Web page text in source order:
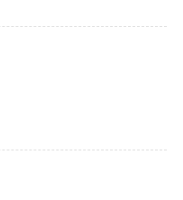
难而正确的事
代，国家
和舞台。生逢